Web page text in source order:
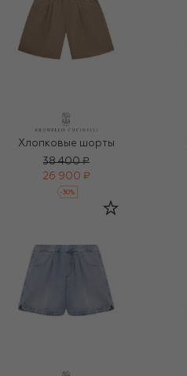
Хлопковые шорты
38 400 ₽
26 900 ₽
-30%